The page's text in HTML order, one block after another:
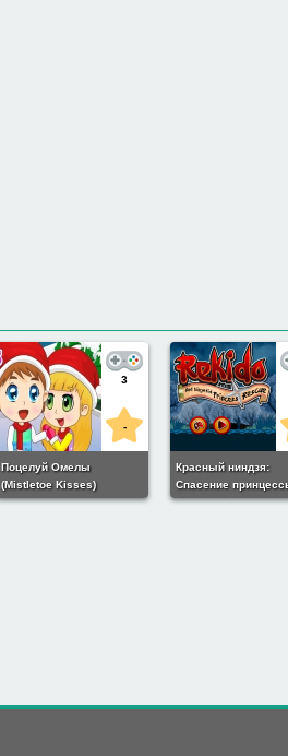
3
-
Поцелуй Омелы
(Mistletoe Kisses)
Красный ниндзя:
Спасение
(Rekido Red Ninja